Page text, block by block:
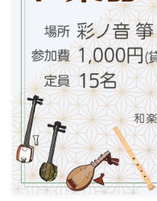
尺八合奏レッスン
龍笛レッスン
講師紹介
彩ノ音サロン
レンタルスペース